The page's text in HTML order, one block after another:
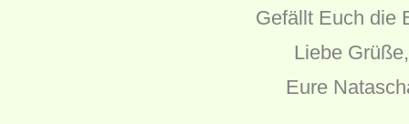
Gefällt Euch die
Liebe Grüße,
Eure